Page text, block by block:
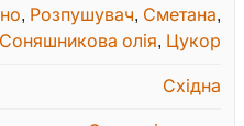
, Розпушувач, Сметана,
Соняшникова олія, Цукор
Східна